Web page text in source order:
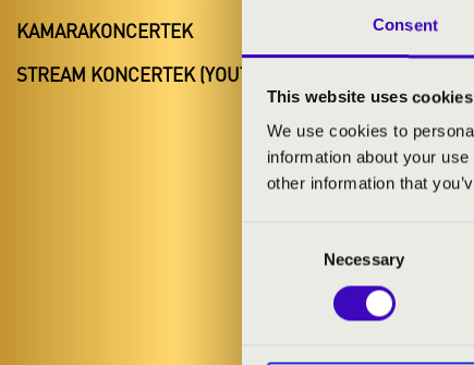
Consent
This website uses cookies
We use cookies to
information about your
other information that
Necessary
KAMARAKONCERTEK
STREAM KONCERTEK (YOUTUBE)
Szada
Pest
BÉRLET-
ELŐADÓK: